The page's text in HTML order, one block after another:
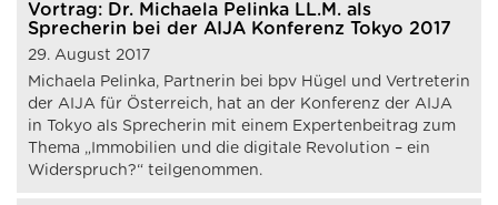
Vortrag: Dr. Michaela Pelinka LL.M. als
Sprecherin bei der AIJA Konferenz Tokyo 2017
29. August 2017
Michaela Pelinka, Partnerin bei bpv Hügel und Vertreterin
der AIJA für Österreich, hat an der Konferenz der AIJA
in Tokyo als Sprecherin mit einem Expertenbeitrag zum
Thema „Immobilien und die digitale Revolution – ein
Widerspruch?“ teilgenommen.